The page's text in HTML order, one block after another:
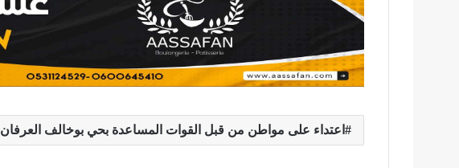
اعتداء على مواطن من قبل القوات المساعدة بحي بوخالف العرفان 2 بطنجة